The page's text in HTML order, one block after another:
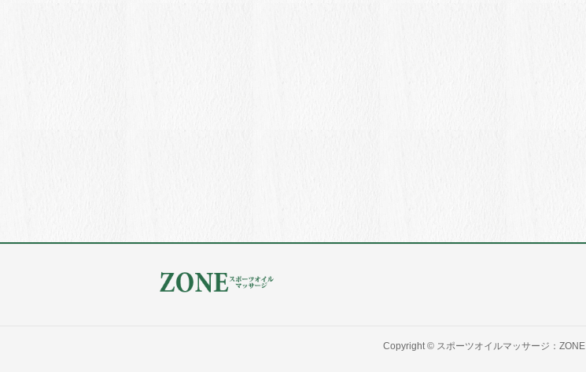
Copyright © スポーツオイルマッサージ：ZONE